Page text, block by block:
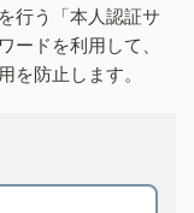
行う「本人認証サ
ードを利用して、
を防止します。